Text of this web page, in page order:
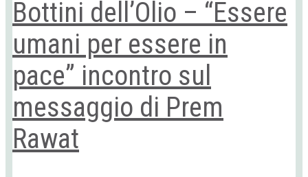
Bottini dell’Olio – “Essere
umani per essere in
pace” incontro sul
messaggio di Prem
Rawat